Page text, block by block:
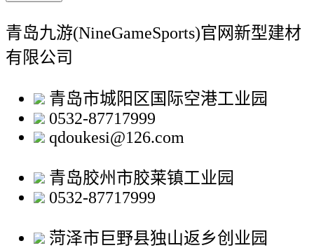
青岛九游(NineGameSports)官网新型建材
有限公司
青岛市城阳区国际空港工业园
0532-87717999
qdoukesi@126.com
青岛胶州市胶莱镇工业园
0532-87717999
菏泽市巨野县独山返乡创业园